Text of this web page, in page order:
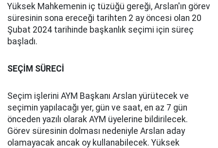
Yüksek Mahkemenin iç tüzüğü gereği, Arslan'ın görev
süresinin sona ereceği tarihten 2 ay öncesi olan 20
Şubat 2024 tarihinde başkanlık seçimi için süreç
başladı.
SEÇİM SÜRECİ
Seçim işlerini AYM Başkanı Arslan yürütecek ve
seçimin yapılacağı yer, gün ve saat, en az 7 gün
önceden yazılı olarak AYM üyelerine bildirilecek.
Görev süresinin dolması nedeniyle Arslan aday
olamayacak ancak oy kullanabilecek. Yüksek